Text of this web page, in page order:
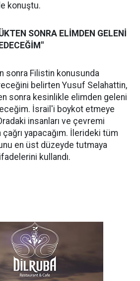
konuştu.
SONRA ELİMDEN GELENİ
sonra Filistin konusunda
belirten Yusuf Selahattin,
sonra kesinlikle elimden geleni
İsrail'i boykot etmeye
insanları ve çevremi
yapacağım. İlerideki tüm
en üst düzeyde tutmaya
kullandı.